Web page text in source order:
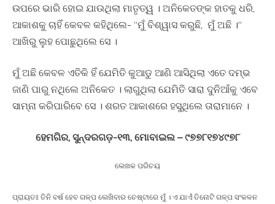
ଉପରେ ଭାରି ହୋଇ ଯାଉଥିଲା ମାତୃତ୍ୱ । ଅନିକେତଙ୍କ ହାତକୁ ଧରି,
ଆକାଶକୁ ଚାହିଁ କେବଳ କହିଥିଲେ- “ମୁଁ ବିଶ୍ୱାସ କରୁଛି, ମୁଁ ଅଛି ।“
ଆଖିରୁ ଲୁହ ପୋଛୁଥିଲେ ସେ ।
ମୁଁ ଅଛି କେବଳ ଏତିକି ହିଁ ଯେମିତି କୁଆଡୁ ଆଣି ଆସିଥିଲା ଏତେ ଦମ୍ଭ
ଜାଣି ପାରୁ ନଥିଲେ ଅନିକେତ । ଲାଗୁଥିଲା ଯେମିତି ସାରା ଦୁନିଆଁକୁ ଏବେ
ସାମ୍ନା କରିପାରିବେ ସେ । ଶରତ ଆକାଶରେ ହସୁଥିଲେ ତାରାମାନେ ।
ହେମଗିର, ସୁନ୍ଦରଗଡ଼-୧୩, ମୋବାଇଲ – ୯୭୭୮୧୭୪୯୭୮
ଲେଖକ ପରିଚୟ
ପ୍ରାୟତଃ ତିନି ବର୍ଷ ହେବ ଗଳ୍ପ ଲେଖିବାର ଚେଷ୍ଟାରେ ମୁଁ । ଏ ଯାଏଁ ତିନୋଟି ଗଳ୍ପ ସଂକଳନ